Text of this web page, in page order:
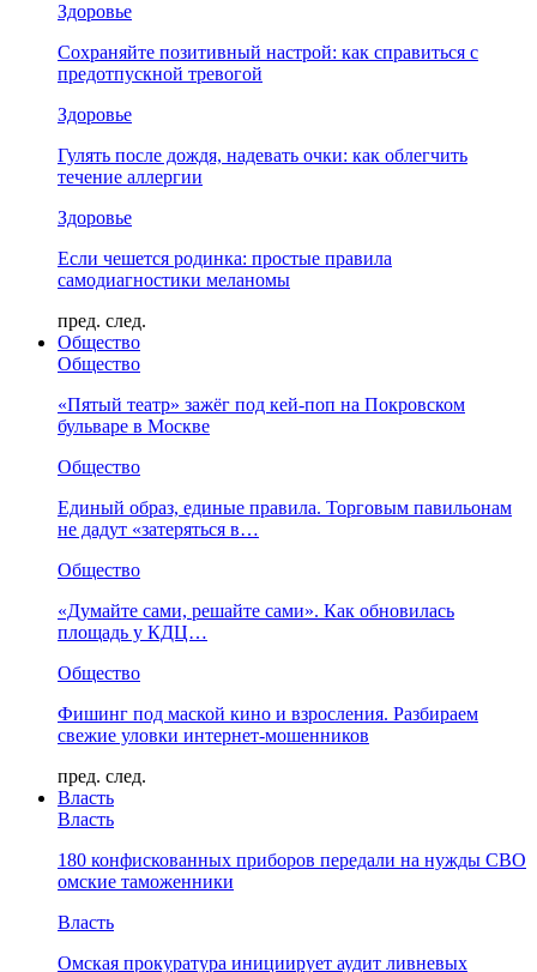
Здоровье
Сохраняйте позитивный настрой: как справиться с
предотпускной тревогой
Здоровье
Гулять после дождя, надевать очки: как облегчить
течение аллергии
Здоровье
Если чешется родинка: простые правила
самодиагностики меланомы
пред. след.
Общество
Общество
«Пятый театр» зажёг под кей-поп на Покровском
бульваре в Москве
Общество
Единый образ, единые правила. Торговым павильонам
не дадут «затеряться в…
Общество
«Думайте сами, решайте сами». Как обновилась
площадь у КДЦ…
Общество
Фишинг под маской кино и взросления. Разбираем
свежие уловки интернет-мошенников
пред. след.
Власть
Власть
180 конфискованных приборов передали на нужды СВО
омские таможенники
Власть
Омская прокуратура инициирует аудит ливневых